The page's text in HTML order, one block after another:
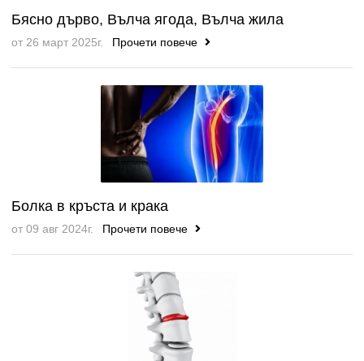
Бясно дърво, Вълча ягода, Вълча жила
от 26 март 2025г. Прочети повече
Болка в кръста и крака
от 09 авг 2024г. Прочети повече